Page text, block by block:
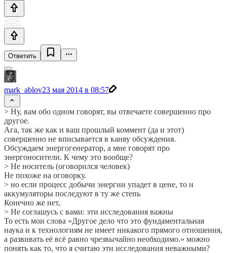
Ответить
mark_ablov23 мая 2014 в 08:57
> Ну, вам обо одном говорят, вы отвечаете совершенно про
другое.
Ага, так же как и ваш прошлый коммент (да и этот)
совершенно не вписывается в канву обсуждения.
Обсуждаем энергогенератор, а мне говорят про
энергоносители. К чему это вообще?
> Не носитель (оговорился человек)
Не похоже на оговорку.
> но если процесс добычи энергии упадет в цене, то и
аккумуляторы последуют в ту же степь
Конечно же нет,
> Не соглашусь с вами: эти исследования важны
То есть мои слова «Другое дело что это фундаментальная
наука и к технологиям не имеет никакого прямого отношения,
а развивать её всё равно чрезвычайно необходимо.» можно
понять как то, что я считаю эти исследования неважными?